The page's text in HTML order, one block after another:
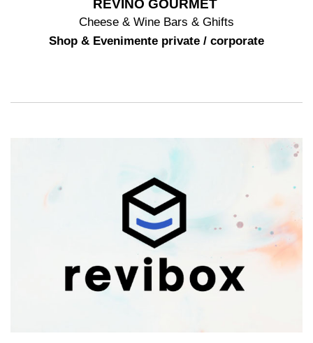
REVINO GOURMET
Cheese & Wine Bars & Ghifts
Shop & Evenimente private / corporate